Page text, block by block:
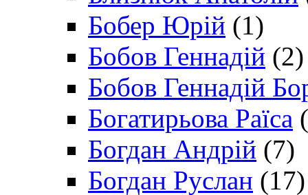
Бобер Юрій (1)
Бобов Геннадій (2)
Бобов Геннадій
Богатирьова Раїса
Богдан Андрій (7)
Богдан Руслан (17)